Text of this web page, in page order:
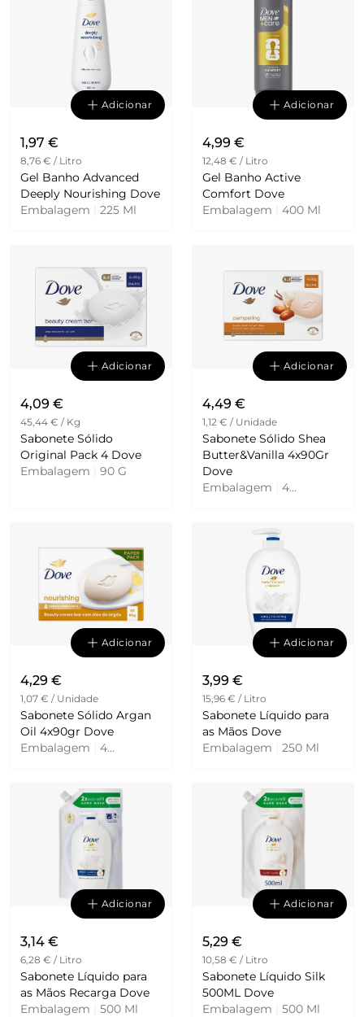
Adicionar
1,97 €
8,76 € / Litro
Gel Banho Advanced
Deeply Nourishing Dove
Embalagem
225 Ml
Adicionar
4,99 €
12,48 € / Litro
Gel Banho Active
Comfort Dove
Embalagem
400 Ml
Adicionar
4,09 €
45,44 € / Kg
Sabonete Sólido
Original Pack 4 Dove
Embalagem
90 G
Adicionar
4,49 €
1,12 € / Unidade
Sabonete Sólido Shea
Butter&Vanilla 4x90Gr
Dove
Embalagem
4
Adicionar
4,29 €
1,07 € / Unidade
Sabonete Sólido Argan
Oil 4x90gr Dove
Embalagem
4
Adicionar
3,99 €
15,96 € / Litro
Sabonete Líquido para
as Mãos Dove
Embalagem
250 Ml
Adicionar
3,14 €
6,28 € / Litro
Sabonete Líquido para
as Mãos Recarga Dove
Embalagem
500 Ml
Adicionar
5,29 €
10,58 € / Litro
Sabonete Líquido Silk
500ML Dove
Embalagem
500 Ml